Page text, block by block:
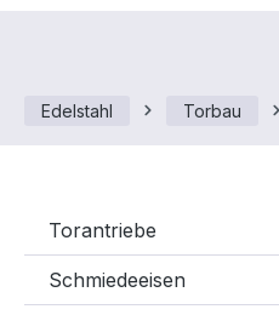
Edelstahl Torbau
Torantriebe
Schmiedeeisen